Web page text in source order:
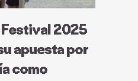
2025
apuesta por
como